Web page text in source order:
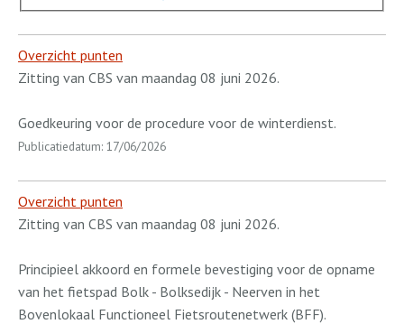
Overzicht punten
Zitting van CBS van maandag 08 juni 2026.
Goedkeuring voor de procedure voor de winterdienst.
Publicatiedatum: 17/06/2026
Overzicht punten
Zitting van CBS van maandag 08 juni 2026.
Principieel akkoord en formele bevestiging voor de opname
van het fietspad Bolk - Bolksedijk - Neerven in het
Bovenlokaal Functioneel Fietsroutenetwerk (BFF).